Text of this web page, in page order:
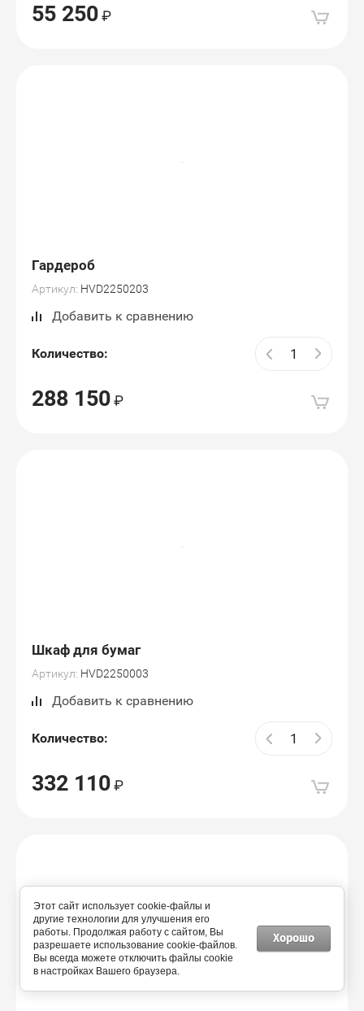
55 250
Гардероб
Артикул: HVD2250203
Добавить к сравнению
Количество:
288 150
Шкаф для бумаг
Артикул: HVD2250003
Добавить к сравнению
Количество:
332 110
Этот сайт использует cookie-файлы и
другие технологии для улучшения его
работы. Продолжая работу с сайтом, Вы
разрешаете использование cookie-файлов.
Вы всегда можете отключить файлы cookie
в настройках Вашего браузера.
Хорошо